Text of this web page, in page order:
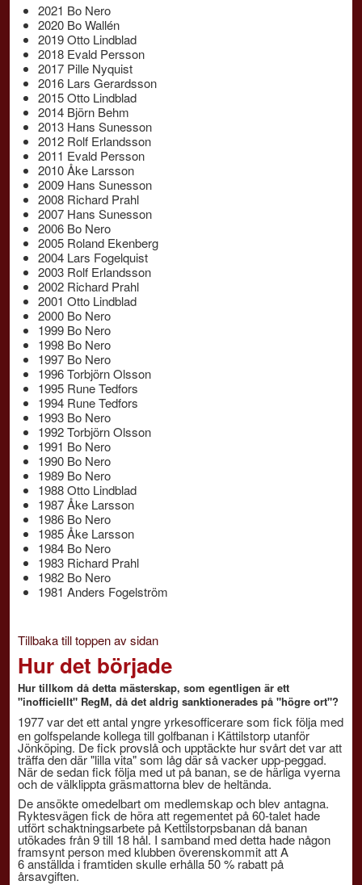
2021 Bo Nero
2020 Bo Wallén
2019 Otto Lindblad
2018 Evald Persson
2017 Pille Nyquist
2016 Lars Gerardsson
2015 Otto Lindblad
2014 Björn Behm
2013 Hans Sunesson
2012 Rolf Erlandsson
2011 Evald Persson
2010 Åke Larsson
2009 Hans Sunesson
2008 Richard Prahl
2007 Hans Sunesson
2006 Bo Nero
2005 Roland Ekenberg
2004 Lars Fogelquist
2003 Rolf Erlandsson
2002 Richard Prahl
2001 Otto Lindblad
2000 Bo Nero
1999 Bo Nero
1998 Bo Nero
1997 Bo Nero
1996 Torbjörn Olsson
1995 Rune Tedfors
1994 Rune Tedfors
1993 Bo Nero
1992 Torbjörn Olsson
1991 Bo Nero
1990 Bo Nero
1989 Bo Nero
1988 Otto Lindblad
1987 Åke Larsson
1986 Bo Nero
1985 Åke Larsson
1984 Bo Nero
1983 Richard Prahl
1982 Bo Nero
1981 Anders Fogelström
Tillbaka till toppen av sidan
Hur det började
Hur tillkom då detta mästerskap, som egentligen är ett
"inofficiellt" RegM, då det aldrig sanktionerades på "högre ort"?
1977 var det ett antal yngre yrkesofficerare som fick följa med
en golfspelande kollega till golfbanan i Kättilstorp utanför
Jönköping. De fick provslå och upptäckte hur svårt det var att
träffa den där "lilla vita" som låg där så vacker upp-peggad.
När de sedan fick följa med ut på banan, se de härliga vyerna
och de välklippta gräsmattorna blev de heltända.
De ansökte omedelbart om medlemskap och blev antagna.
Ryktesvägen fick de höra att regementet på 60-talet hade
utfört schaktningsarbete på Kettilstorpsbanan då banan
utökades från 9 till 18 hål. I samband med detta hade någon
framsynt person med klubben överenskommit att A
6 anställda i framtiden skulle erhålla 50 % rabatt på
årsavgiften.